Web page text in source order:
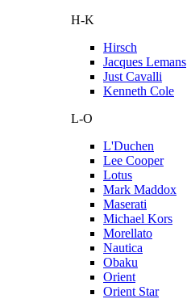
H-K
Hirsch
Jacques Lemans
Just Cavalli
Kenneth Cole
L-O
L'Duchen
Lee Cooper
Lotus
Mark Maddox
Maserati
Michael Kors
Morellato
Nautica
Obaku
Orient
Orient Star